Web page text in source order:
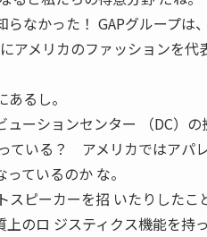
なかった！ GAPグループは
メリカのファッションを代
るし。
ーションセンター （DC）
ている？ アメリカではアパ
ているのか な。
ピーカーを招 いたりしたこ
のロ ジスティクス機能を持